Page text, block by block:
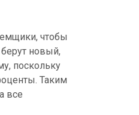
чтобы
берут новый,
поскольку
Таким
все